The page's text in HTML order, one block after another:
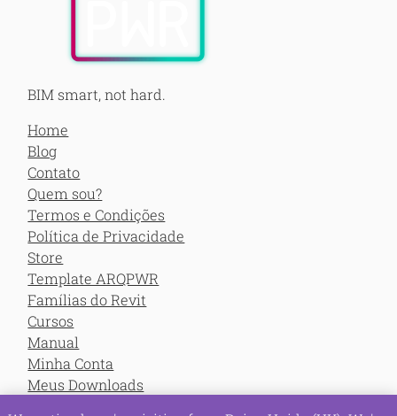
BIM smart, not hard.
Home
Blog
Contato
Quem sou?
Termos e Condições
Política de Privacidade
Store
Template ARQPWR
Famílias do Revit
Cursos
Manual
Minha Conta
Meus Downloads